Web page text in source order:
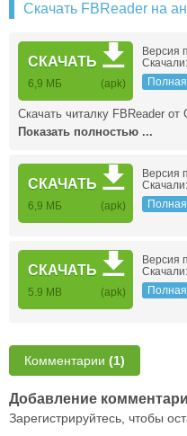
Скачать FBReader на
СКАЧАТЬ
6,9 МБ (apk)
Версия
Полная
Скачать читалку FBReader
Показать полностью ...
СКАЧАТЬ
6,9 МБ (apk)
Версия
Полная
СКАЧАТЬ
5.9 MB (apk)
Версия
Полная
Комментарии (1)
Добавление
Зарегистрируйтесь, чтобы